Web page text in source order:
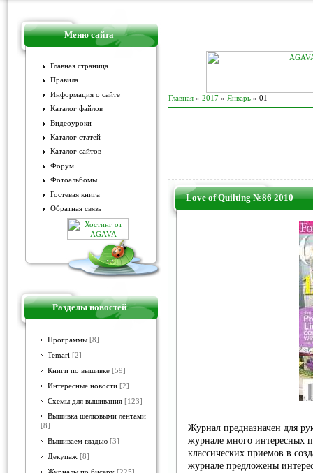
Меню сайта
Главная страница
Правила
Информация о сайте
Каталог файлов
Видеоуроки
Каталог статей
Каталог сайтов
Форум
Фотоальбомы
Гостевая книга
Обратная связь
Разделы новостей
Программы [8]
Temari [2]
Книги по вышивке [59]
Интересные новости [2]
Схемы для вышивания [123]
Вышивка шелковыми лентами
[8]
Вышиваем гладью [3]
Декупаж [8]
Главная » 2017 » Январь » 01
Love of Quilting №86 2010
Журнал предназначен для
журнале много интересных
классических приемов в
журнале предложены